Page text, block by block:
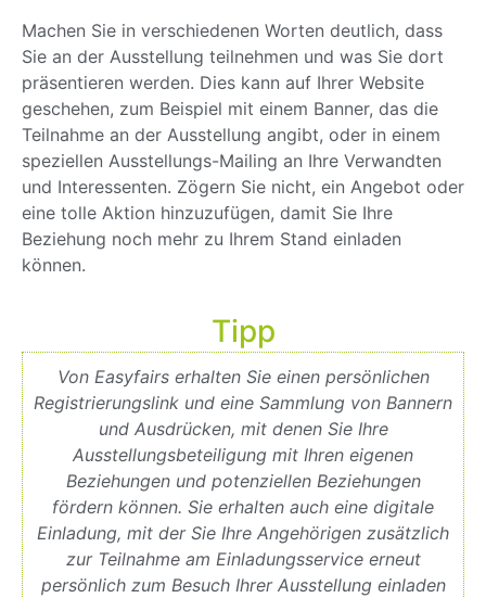
Machen Sie in verschiedenen Worten deutlich, dass
Sie an der Ausstellung teilnehmen und was Sie dort
präsentieren werden. Dies kann auf Ihrer Website
geschehen, zum Beispiel mit einem Banner, das die
Teilnahme an der Ausstellung angibt, oder in einem
speziellen Ausstellungs-Mailing an Ihre Verwandten
und Interessenten. Zögern Sie nicht, ein Angebot oder
eine tolle Aktion hinzuzufügen, damit Sie Ihre
Beziehung noch mehr zu Ihrem Stand einladen
können.
Tipp
Von Easyfairs erhalten Sie einen persönlichen
Registrierungslink und eine Sammlung von Bannern
und Ausdrücken, mit denen Sie Ihre
Ausstellungsbeteiligung mit Ihren eigenen
Beziehungen und potenziellen Beziehungen
fördern können. Sie erhalten auch eine digitale
Einladung, mit der Sie Ihre Angehörigen zusätzlich
zur Teilnahme am Einladungsservice erneut
persönlich zum Besuch Ihrer Ausstellung einladen